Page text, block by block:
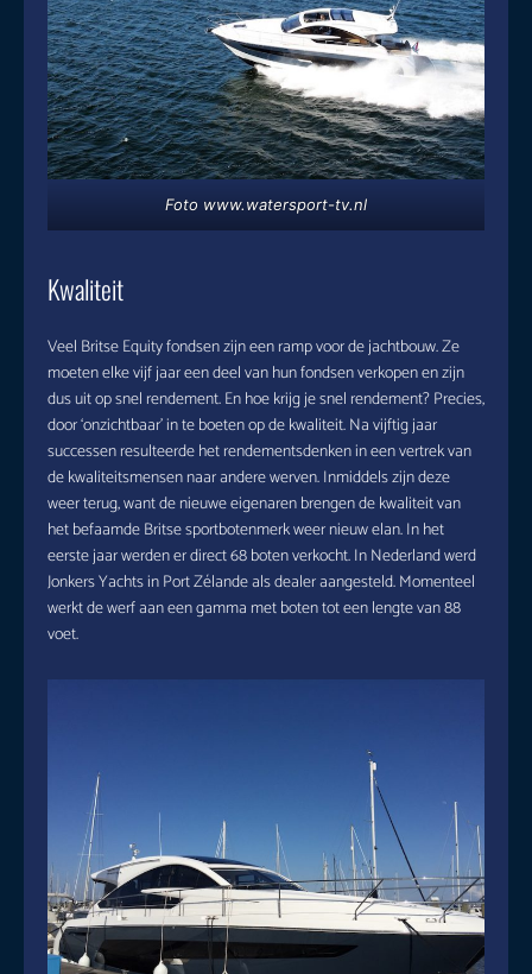
Foto www.watersport-tv.nl
Kwaliteit
Veel Britse Equity fondsen zijn een ramp voor de jachtbouw. Ze
moeten elke vijf jaar een deel van hun fondsen verkopen en zijn
dus uit op snel rendement. En hoe krijg je snel rendement? Precies,
door ‘onzichtbaar’ in te boeten op de kwaliteit. Na vijftig jaar
successen resulteerde het rendementsdenken in een vertrek van
de kwaliteitsmensen naar andere werven. Inmiddels zijn deze
weer terug, want de nieuwe eigenaren brengen de kwaliteit van
het befaamde Britse sportbotenmerk weer nieuw elan. In het
eerste jaar werden er direct 68 boten verkocht. In Nederland werd
Jonkers Yachts in Port Zélande als dealer aangesteld. Momenteel
werkt de werf aan een gamma met boten tot een lengte van 88
voet.